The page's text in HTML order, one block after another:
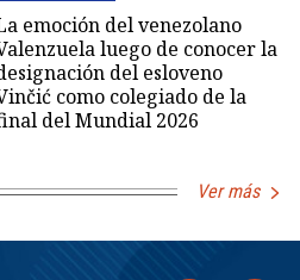
emoción del venezolano
luego de conocer la
del esloveno
como colegiado de la
del Mundial 2026
Ver más